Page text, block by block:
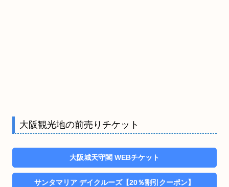
大阪観光地の前売りチケット
大阪城天守閣 WEBチケット
サンタマリア デイクルーズ【20％割引クーポン】